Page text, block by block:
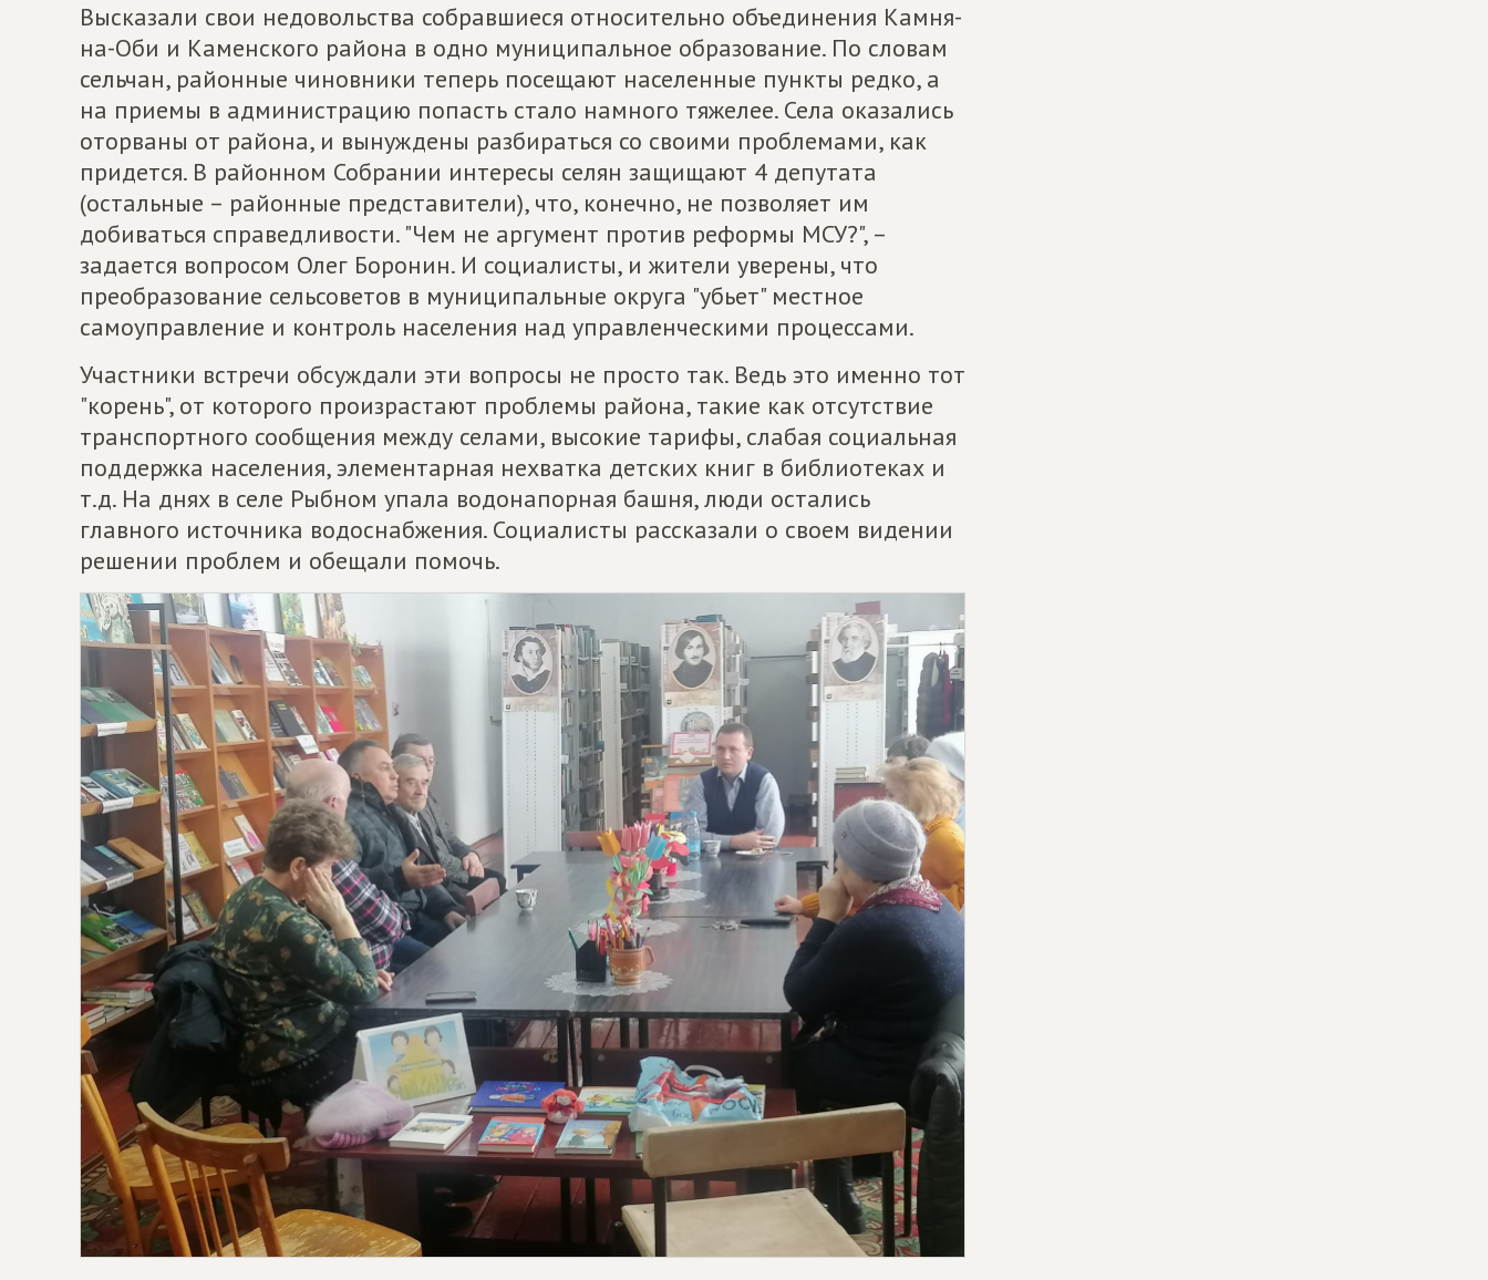
Высказали свои недовольства собравшиеся относительно объединения Камня-
на-Оби и Каменского района в одно муниципальное образование. По словам
сельчан, районные чиновники теперь посещают населенные пункты редко, а
на приемы в администрацию попасть стало намного тяжелее. Села оказались
оторваны от района, и вынуждены разбираться со своими проблемами, как
придется. В районном Собрании интересы селян защищают 4 депутата
(остальные – районные представители), что, конечно, не позволяет им
добиваться справедливости. "Чем не аргумент против реформы МСУ?", –
задается вопросом Олег Боронин. И социалисты, и жители уверены, что
преобразование сельсоветов в муниципальные округа "убьет" местное
самоуправление и контроль населения над управленческими процессами.
Участники встречи обсуждали эти вопросы не просто так. Ведь это именно тот
"корень", от которого произрастают проблемы района, такие как отсутствие
транспортного сообщения между селами, высокие тарифы, слабая социальная
поддержка населения, элементарная нехватка детских книг в библиотеках и
т.д. На днях в селе Рыбном упала водонапорная башня, люди остались
главного источника водоснабжения. Социалисты рассказали о своем видении
решении проблем и обещали помочь.